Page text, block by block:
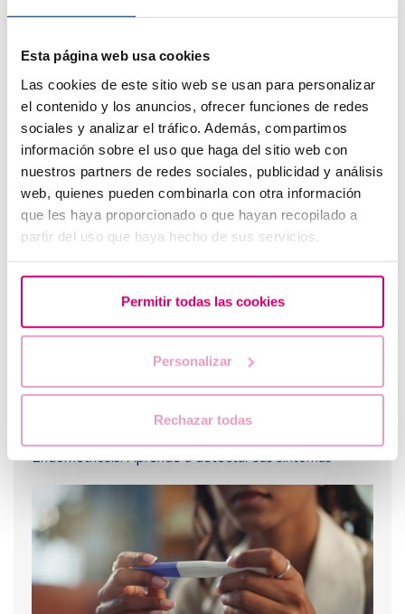
Esta página web usa cookies
Las cookies de este sitio web se usan para personalizar
el contenido y los anuncios, ofrecer funciones de redes
sociales y analizar el tráfico. Además, compartimos
información sobre el uso que haga del sitio web con
nuestros partners de redes sociales, publicidad y análisis
web, quienes pueden combinarla con otra información
que les haya proporcionado o que hayan recopilado a
partir del uso que haya hecho de sus servicios.
Permitir todas las cookies
Personalizar
Rechazar todas
¿Puedo quedar embarazada si he tenido o tengo
quistes en los ovarios?
Endometriosis: Aprende a detectar sus síntomas